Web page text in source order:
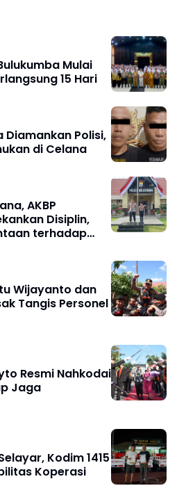
Mulai
15 Hari
Diamankan Polisi,
di Celana
AKBP
Disiplin,
terhadap
Wijayanto dan
Tangis Personel
Resmi Nahkodai
Jaga
Kodim 1415
Koperasi